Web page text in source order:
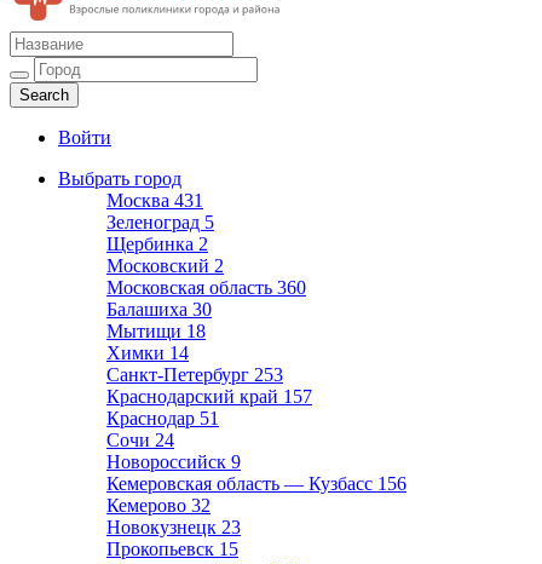
Поликлиники
Взрослые поликлиники города и района
Войти
Выбрать город
Москва 431
Зеленоград 5
Щербинка 2
Московский 2
Московская область 360
Балашиха 30
Мытищи 18
Химки 14
Санкт-Петербург 253
Краснодарский край 157
Краснодар 51
Сочи 24
Новороссийск 9
Кемеровская область — Кузбасс 156
Кемерово 32
Новокузнецк 23
Прокопьевск 15